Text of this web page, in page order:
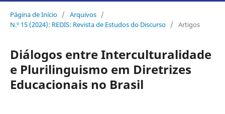
Página de Início / Arquivos /
N.º 15 (2024): REDIS: Revista de Estudos do Discurso / Artigos
Diálogos entre Interculturalidade
e Plurilinguismo em Diretrizes
Educacionais no Brasil